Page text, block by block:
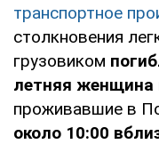
транспортное
столкновения
грузовиком
летняя женщина
проживавшие в
около 10:00